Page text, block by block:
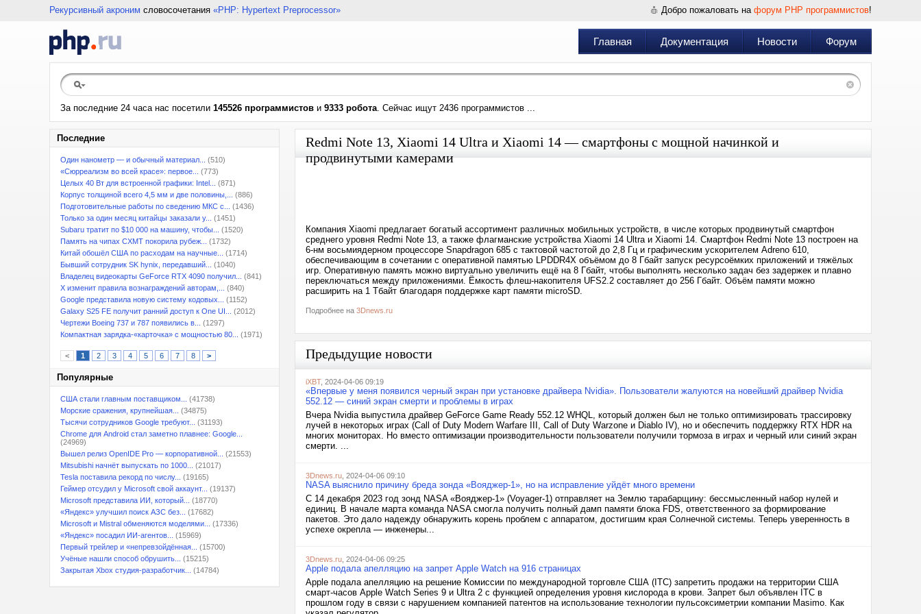
Рекурсивный акроним словосочетания «PHP: Hypertext Preprocessor» Добро пожаловать на форум PHP программистов!
Главная Документация Новости Форум
За последние 24 часа нас посетили 145526 программистов и 9333 робота. Сейчас ищут 2436 программистов ...
Последние
Один нанометр — и обычный материал...
(510)
«Сюрреализм во всей красе»: первое...
(773)
Целых 40 Вт для встроенной графики: Intel...
(871)
Корпус толщиной всего 4,5 мм и две половины,...
(886)
Подготовительные работы по сведению МКС с...
(1436)
Только за один месяц китайцы заказали у...
(1451)
Subaru тратит по $10 000 на машину, чтобы...
(1520)
Память на чипах CXMT покорила рубеж...
(1732)
Китай обошёл США по расходам на научные...
(1714)
Бывший сотрудник SK hynix, передавший...
(1040)
Владелец видеокарты GeForce RTX 4090 получил...
(841)
X изменит правила вознаграждений авторам,...
(840)
Google представила новую систему кодовых...
(1152)
Galaxy S25 FE получит ранний доступ к One UI...
(2012)
Чертежи Boeing 737 и 787 появились в...
(1297)
Компактная зарядка-«карточка» с мощностью 80...
(1971)
< 1 2 3 4 5 6 7 8 >
Популярные
США стали главным поставщиком...
(41738)
Морские сражения, крупнейшая...
(34875)
Тысячи сотрудников Google требуют...
(31193)
Chrome для Android стал заметно плавнее: Google...
(24969)
Вышел релиз OpenIDE Pro — корпоративной...
(21553)
Mitsubishi начнёт выпускать по 1000...
(21017)
Tesla поставила рекорд по числу...
(19165)
Геймер отсудил у Microsoft свой аккаунт...
(19137)
Microsoft представила ИИ, который...
(18770)
«Яндекс» улучшил поиск АЗС без...
(17682)
Microsoft и Mistral обменяются моделями...
(17336)
«Яндекс» посадил ИИ-агентов...
(15969)
Первый трейлер и «непревзойдённая...
(15700)
Учёные нашли способ обрушить...
(15215)
Закрытая Xbox студия-разработчик...
(14784)
Redmi Note 13, Xiaomi 14 Ultra и Xiaomi 14 — смартфоны с мощной начинкой и
продвинутыми камерами
Компания Xiaomi предлагает богатый ассортимент различных мобильных устройств, в числе которых продвинутый смартфон
среднего уровня Redmi Note 13, а также флагманские устройства Xiaomi 14 Ultra и Xiaomi 14. Смартфон Redmi Note 13 построен на
6-нм восьмиядерном процессоре Snapdragon 685 с тактовой частотой до 2,8 Гц и графическим ускорителем Adreno 610,
обеспечивающим в сочетании с оперативной памятью LPDDR4X объёмом до 8 Гбайт запуск ресурсоёмких приложений и тяжёлых
игр. Оперативную память можно виртуально увеличить ещё на 8 Гбайт, чтобы выполнять несколько задач без задержек и плавно
переключаться между приложениями. Ёмкость флеш-накопителя UFS2.2 составляет до 256 Гбайт. Объём памяти можно
расширить на 1 Тбайт благодаря поддержке карт памяти microSD.
Подробнее на 3Dnews.ru
Предыдущие новости
iXBT, 2024-04-06 09:19
«Впервые у меня появился черный экран при установке драйвера Nvidia». Пользователи жалуются на новейший драйвер Nvidia
552.12 — синий экран смерти и проблемы в играх
Вчера Nvidia выпустила драйвер GeForce Game Ready 552.12 WHQL, который должен был не только оптимизировать трассировку
лучей в некоторых играх (Call of Duty Modern Warfare III, Call of Duty Warzone и Diablo IV), но и обеспечить поддержку RTX HDR на
многих мониторах. Но вместо оптимизации производительности пользователи получили тормоза в играх и черный или синий экран
смерти. ...
3Dnews.ru , 2024-04-06 09:10
NASA выяснило причину бреда зонда «Вояджер-1», но на исправление уйдёт много времени
С 14 декабря 2023 год зонд NASA «Вояджер-1» (Voyager-1) отправляет на Землю тарабарщину: бессмысленный набор нулей и
единиц. В начале марта команда NASA смогла получить полный дамп памяти блока FDS, ответственного за формирование
пакетов. Это дало надежду обнаружить корень проблем с аппаратом, достигшим края Солнечной системы. Теперь уверенность в
успехе окрепла — инженеры...
3Dnews.ru , 2024-04-06 09:25
Apple подала апелляцию на запрет Apple Watch на 916 страницах
Apple подала апелляцию на решение Комиссии по международной торговле США (ITC) запретить продажи на территории США
смарт-часов Apple Watch Series 9 и Ultra 2 с функцией определения уровня кислорода в крови. Запрет был объявлен ITC в
прошлом году в связи с нарушением компанией патентов на использование технологии пульсоксиметрии компании Masimo. Как